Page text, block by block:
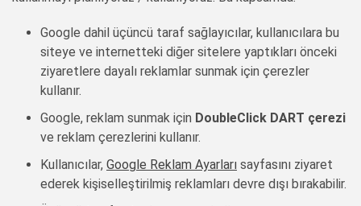
Google dahil üçüncü taraf sağlayıcılar, kullanıcılara bu
siteye ve internetteki diğer sitelere yaptıkları önceki
ziyaretlere dayalı reklamlar sunmak için çerezler
kullanır.
Google, reklam sunmak için DoubleClick DART çerezi
ve reklam çerezlerini kullanır.
Kullanıcılar, Google Reklam Ayarları sayfasını ziyaret
ederek kişiselleştirilmiş reklamları devre dışı bırakabilir.